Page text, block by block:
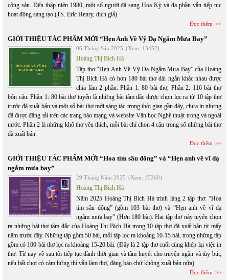
cộng sản. Đến thập niên 1980, một số người đã sang Hoa Kỳ và đa phần vẫn tiếp tục
hoạt động sáng tạo.(TS. Eric Henry, dịch giả)
Đọc thêm
GIỚI THIỆU TÁC PHẨM MỚI “Hẹn Anh Về Vỹ Dạ Ngắm Mưa Bay”
06 Tháng Sáu 2025 (Xem: 13452)
Hoàng Thị Bích Hà
Tập thơ “Hẹn Anh Về Vỹ Dạ Ngắm Mưa Bay” của Hoàng
Thị Bích Hà có hơn 180 bài thơ dài ngắn khác nhau được
chia làm 2 phần: Phần 1: 80 bài thơ, Phần 2: 116 bài thơ
bốn câu. Phần 1: 80 bài thơ tuyển là những bài tâm đắc được chọn lọc ra từ 10 tập thơ
trước đã xuất bản và một số bài thơ mới sáng tác trong thời gian gần đây, chưa in nhưng
đã được đăng tải trên các trang báo mạng và website Văn học Nghệ thuật trong và ngoài
nước. Phần 2 là những khổ thơ yêu thích, mỗi bài chỉ chon 4 câu trong số những bài thơ
đã xuất bản.
Đọc thêm
GIỚI THIỆU TÁC PHẨM MỚI “Hoa tím sầu đông” và “Hẹn anh về vĩ dạ
ngắm mưa bay”
29 Tháng Năm 2025 (Xem: 15260)
Hoàng Thị Bích Hà
Năm 2025 Hoàng Thị Bích Hà trình làng 2 tập thơ: “Hoa
tím sầu đông” (gồm 103 bài thơ) và “Hẹn anh về vĩ dạ
ngắm mưa bay” (Hơn 180 bài). Hai tập thơ này tuyển chọn
ra những bài thơ tâm đắc của Hoàng Thị Bích Hà trong 10 tập thơ đã xuất bản từ mấy
năm trước đây. Những tập gồm 50 bài, mỗi tập lọc ra khoảng 10-15 bài, trong những tập
gồm có 100 bài thơ lọc ra khoảng 15-20 bài. (Đây là 2 tập thơ cuối cùng khép lại việc in
thơ. Từ nay về sau tôi tiếp tục dành thời gian và tâm huyết cho truyện ngắn và tùy bút,
nếu bất chợt có cảm hứng thì vẫn làm thơ, đăng báo chứ không xuất bản nữa).
Đọc thêm